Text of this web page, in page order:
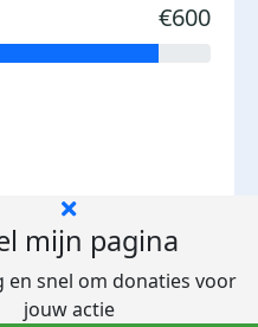
€600
mijn pagina
en snel om donaties voor
jouw actie